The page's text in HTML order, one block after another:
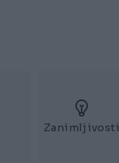
Zanimljivosti